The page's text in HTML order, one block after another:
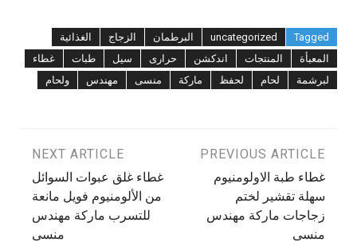
Tagged
uncategorized البرطمان الزجاج
الغذائية
المعبأة
المنتجات اندكشن حرارى سيل طبات
غطاء
لبرشمة
لحام لحفظ ماركة منسى مهندس ولحام
تصفّح
المقالات
PREVIOUS ARTICLE
غطاء طبة الاولومنيوم
سهلة تقشير لختم
زجاجات ماركة مهندس
منسى
NEXT ARTICLE
غطاء غلق عبوات السوائل
من الألومنيوم فويل مانعة
للتسرب ماركة مهندس
منسى